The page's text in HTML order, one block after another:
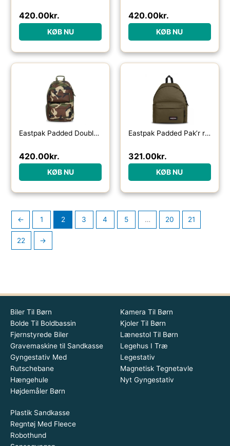
420.00kr.
KØB NU
420.00kr.
KØB NU
Eastpak Padded Double 24 L-camo – Skoletasker / -rygsække
420.00kr.
KØB NU
Eastpak Padded Pak’r rygsæk 24L-army olive – Skoletasker / -rygsække
321.00kr.
KØB NU
← 1 2 3 4 5 … 20 21
22 →
Biler Til Børn
Bolde Til Boldbassin
Fjernstyrede Biler
Gravemaskine til Sandkasse
Gyngestativ Med
Rutschebane
Hængehule
Højdemåler Børn
Kamera Til Børn
Kjoler Til Børn
Lænestol Til Børn
Legehus I Træ
Legestativ
Magnetisk Tegnetavle
Nyt Gyngestativ
Plastik Sandkasse
Regntøj Med Fleece
Robothund